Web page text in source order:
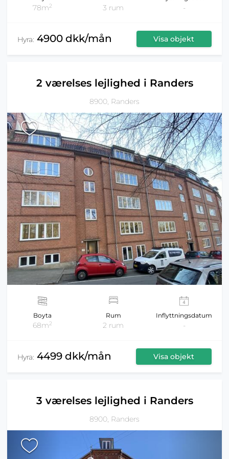
78m2 3 rum -
Hyra: 4900 dkk/mån Visa objekt
2 værelses lejlighed i Randers
8900, Randers
Boyta
68m2
Rum
2 rum
Inflyttningsdatum
-
Hyra: 4499 dkk/mån Visa objekt
3 værelses lejlighed i Randers
8900, Randers